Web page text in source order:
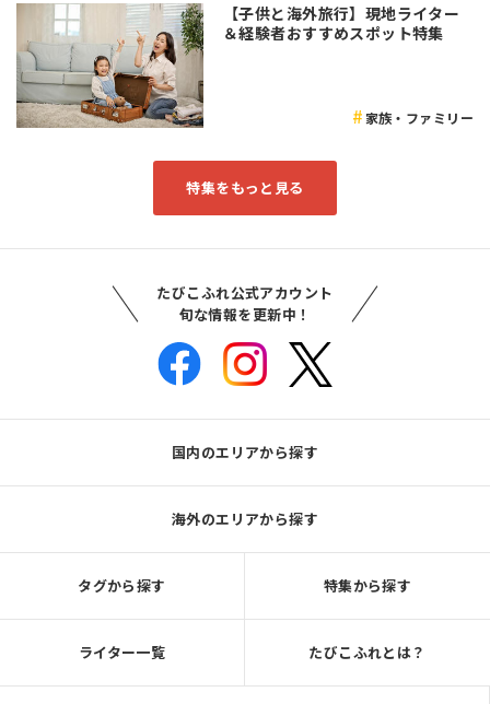
【子供と海外旅行】現地ライター
＆経験者おすすめスポット特集
家族・ファミリー
特集をもっと見る
たびこふれ公式アカウント
旬な情報を更新中！
国内のエリアから探す
海外のエリアから探す
タグから探す 特集から探す
ライター一覧 たびこふれとは？